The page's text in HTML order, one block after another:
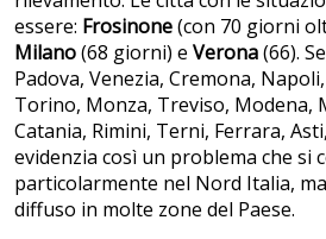
essere: Frosinone(con 70 giorni
Milano(68 giorni) e Verona(66).
Padova, Venezia, Cremona,
Torino, Monza, Treviso, Modena,
Catania, Rimini, Terni, Ferrara,
evidenzia così un problema che si
particolarmente nel Nord Italia,
diffuso in molte zone del Paese.